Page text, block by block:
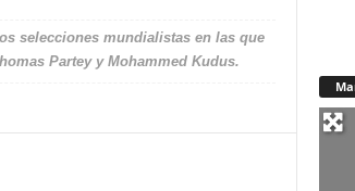
selecciones mundialistas en las que
Partey y Mohammed Kudus.